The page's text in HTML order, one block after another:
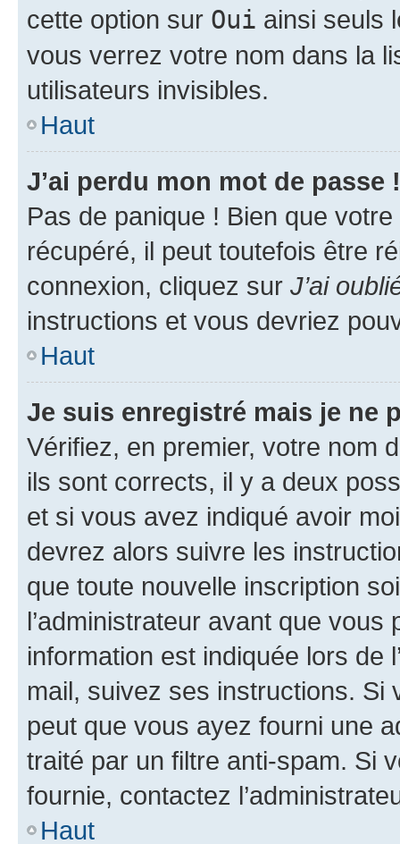
cette option sur Oui ainsi seuls
vous verrez votre nom dans la
utilisateurs invisibles.
Haut
J’ai perdu mon mot de passe !
Pas de panique ! Bien que
récupéré, il peut toutefois être
connexion, cliquez sur J’ai
instructions et vous devriez
Haut
Je suis enregistré mais je ne
Vérifiez, en premier, votre nom
ils sont corrects, il y a deux
et si vous avez indiqué avoir
devrez alors suivre les
que toute nouvelle inscription
l’administrateur avant que
information est indiquée lors de
mail, suivez ses instructions. Si
peut que vous ayez fourni une
traité par un filtre anti-spam. Si
fournie, contactez
Haut